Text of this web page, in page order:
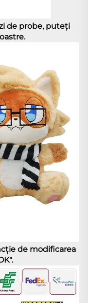
de probe, puteți
de modificarea